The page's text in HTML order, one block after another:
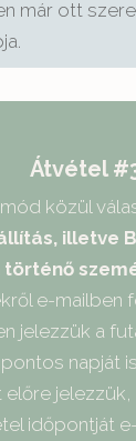
már ott
Átvétel
közül
illetve
e-mailben
jelezzük a
napját
jelezzük,
időpontját